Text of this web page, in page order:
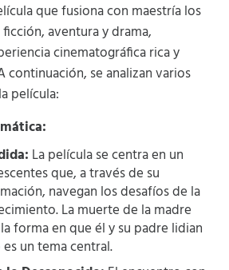
que fusiona con maestría los
aventura y drama,
cinematográfica rica y
continuación, se analizan varios
película:
La película se centra en un
que, a través de su
navegan los desafíos de la
La muerte de la madre
forma en que él y su padre lidian
un tema central.